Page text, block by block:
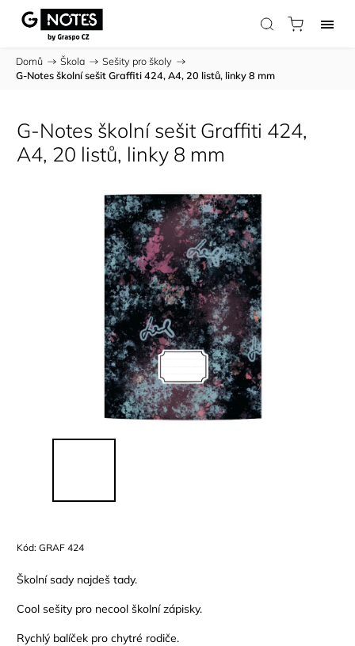
Domů / Škola / Sešity pro školy /
G-Notes školní sešit Graffiti 424, A4, 20 listů, linky 8 mm
G-Notes školní sešit Graffiti 424,
A4, 20 listů, linky 8 mm
Kód: GRAF 424
Školní sady najdeš tady.
Cool sešity pro necool školní zápisky.
Rychlý balíček pro chytré rodiče.